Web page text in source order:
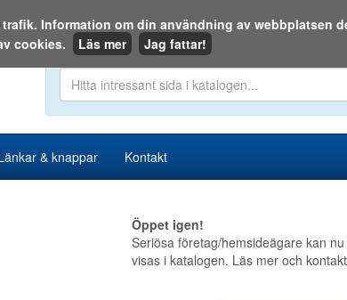
Sök i katalogen eller på webben:
& knappar Kontakt
Öppet igen!
Seriösa företag/hemsideägare kan
visas i katalogen. Läs mer och
Information om din användning av webbplatsen
cookies.
Läs mer Jag fattar!